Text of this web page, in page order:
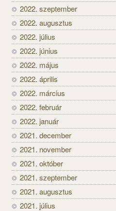
2022. szeptember
2022. augusztus
2022. július
2022. június
2022. május
2022. április
2022. március
2022. február
2022. január
2021. december
2021. november
2021. október
2021. szeptember
2021. augusztus
2021. július